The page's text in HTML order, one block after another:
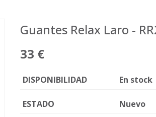
Guantes Relax Laro -
33 €
DISPONIBILIDAD En stock
ESTADO Nuevo